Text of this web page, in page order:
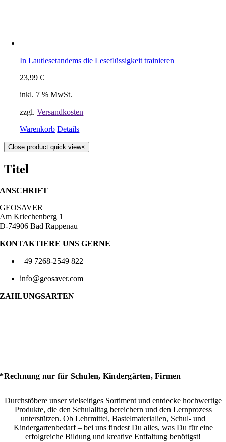
In Lautlesetandems die Leseflüssigkeit trainieren
23,99€
inkl. 7 % MwSt.
zzgl.Versandkosten
Warenkorb Details
Close product quick view×
Titel
ANSCHRIFT
GEOSAVER
Am Kriechenberg 1
D-74906 Bad Rappenau
KONTAKTIERE UNS GERNE
+49 7268-2549 822
info@geosaver.com
ZAHLUNGSARTEN
*Rechnung nur für Schulen, Kindergärten, Firmen
Durchstöbere unser vielseitiges Sortiment und entdecke hochwertige
Produkte, die den Schulalltag bereichern und den Lernprozess
unterstützen. Ob Lehrmittel, Bastelmaterialien, Schul- und
Kindergartenbedarf – bei uns findest Du alles, was Du für eine
erfolgreiche Bildung und kreative Entfaltung benötigst!